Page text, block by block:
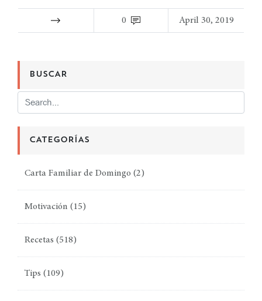
0 April 30, 2019
BUSCAR
CATEGORÍAS
Carta Familiar de Domingo (2)
Motivación (15)
Recetas (518)
Tips (109)